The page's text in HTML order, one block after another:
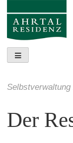
content
Sonnige Weinberge,
Der